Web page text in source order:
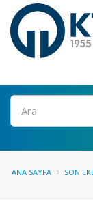
Ara
ANA SAYFA SON